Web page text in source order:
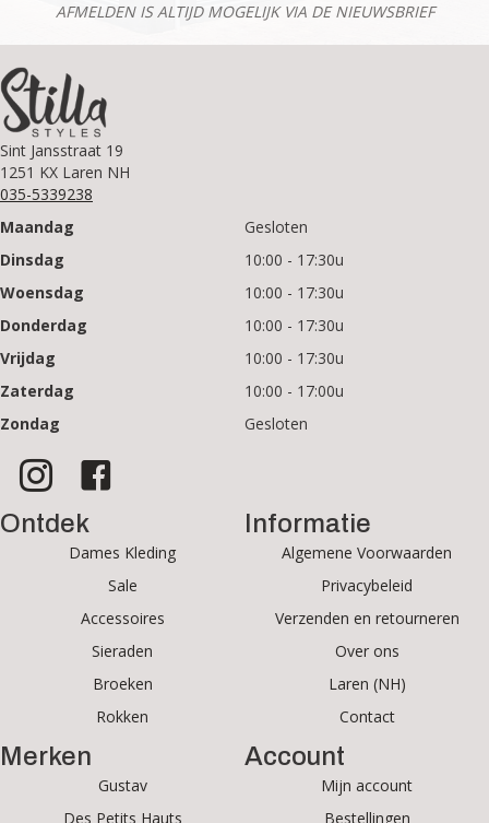
AFMELDEN IS ALTIJD MOGELIJK VIA DE NIEUWSBRIEF
Sint Jansstraat 19
1251 KX Laren NH
035-5339238
Maandag
Gesloten
Dinsdag
10:00 - 17:30u
Woensdag
10:00 - 17:30u
Donderdag
10:00 - 17:30u
Vrijdag
10:00 - 17:30u
Zaterdag
10:00 - 17:00u
Zondag
Gesloten
Ontdek
Dames Kleding
Sale
Accessoires
Sieraden
Broeken
Rokken
Merken
Gustav
Des Petits Hauts
Informatie
Algemene Voorwaarden
Privacybeleid
Verzenden en retourneren
Over ons
Laren (NH)
Contact
Account
Mijn account
Bestellingen